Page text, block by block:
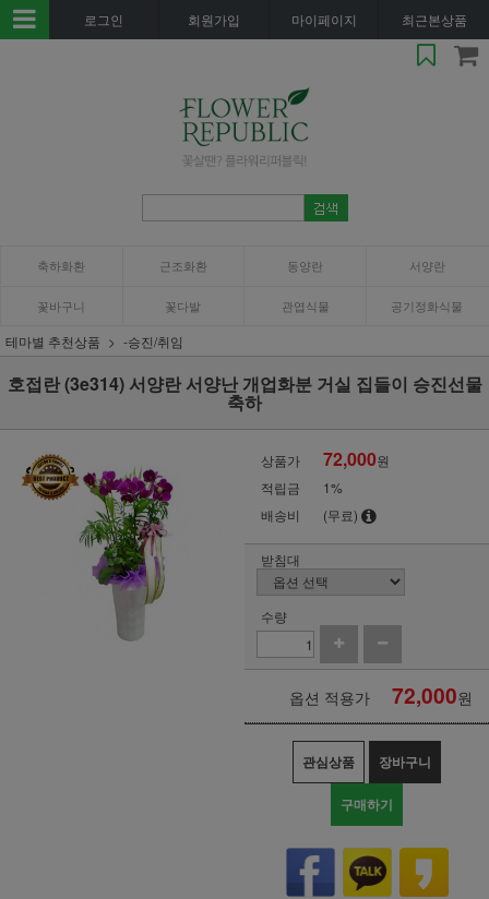
로그인 회원가입 마이페이지 최근본상품
축하화환 근조화환 동양란 서양란
꽃바구니 꽃다발 관엽식물 공기정화식물
테마별 추천상품 -승진/취임
호접란 (3e314) 서양란 서양난 개업화분 거실 집들이 승진선물
축하
상품가 72,000원
적립금
1%
배송비
(무료)
받침대
수량
옵션 적용가 72,000원
관심상품 장바구니
구매하기